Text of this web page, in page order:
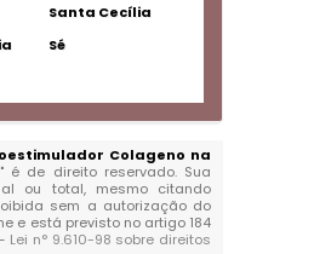
Santa Cecília
Sé
Colageno na
" é de direito reservado. Sua
ou total, mesmo citando
sem a autorização do
e está previsto no artigo 184
Lei n° 9.610-98 sobre direitos